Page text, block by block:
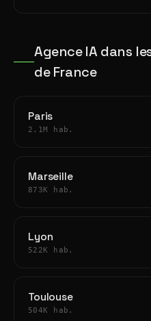
Agence IA dans
de France
Paris
2.1M hab.
Marseille
873K hab.
Lyon
522K hab.
Toulouse
504K hab.